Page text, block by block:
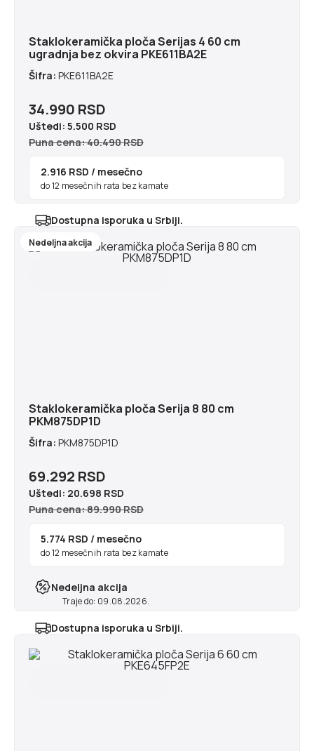
Staklokeramička ploča Serijas 4 60 cm
ugradnja bez okvira PKE611BA2E
Šifra: PKE611BA2E
34.990 RSD
Uštedi: 5.500 RSD
Puna cena: 40.490 RSD
2.916 RSD / mesečno
do 12 mesečnih rata bez kamate
Dostupna isporuka u Srbiji.
Nedeljna akcija
Staklokeramička ploča Serija 8 80 cm
PKM875DP1D
Šifra: PKM875DP1D
69.292 RSD
Uštedi: 20.698 RSD
Puna cena: 89.990 RSD
5.774 RSD / mesečno
do 12 mesečnih rata bez kamate
Nedeljna akcija
Traje do: 09.08.2026.
Dostupna isporuka u Srbiji.